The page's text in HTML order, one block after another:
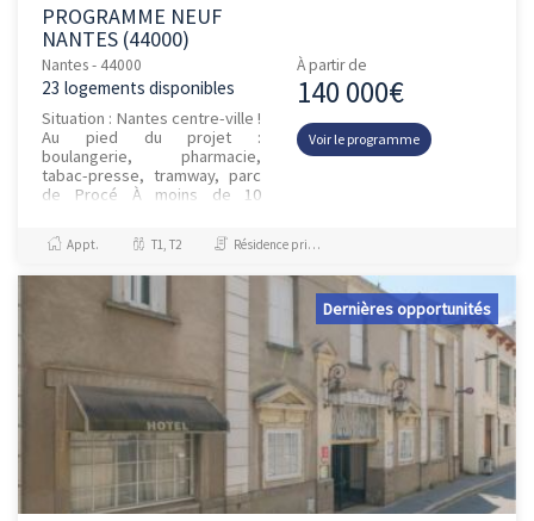
PROGRAMME NEUF
NANTES (44000)
Nantes - 44000
23 logements disponibles
Situation : Nantes centre-ville !
Au pied du projet :
boulangerie, pharmacie,
tabac-presse, tramway, parc
de Procé À moins de 10
commerces et services des
places d...
À partir de
140 000€
Voir le programme
Appt. T1, T2 Résidence principale / PTZ, Investissement et Défiscalisation
Dernières opportunités